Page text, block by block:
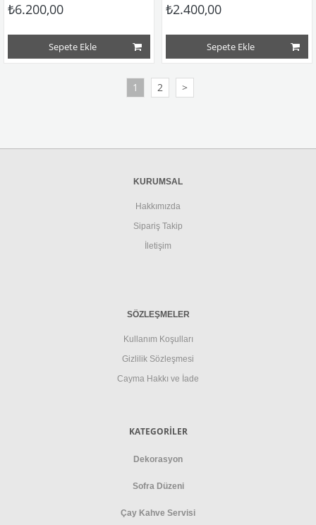
₺6.200,00
Sepete Ekle
₺2.400,00
Sepete Ekle
1 2 >
KURUMSAL
Hakkımızda
Sipariş Takip
İletişim
SÖZLEŞMELER
Kullanım Koşulları
Gizlilik Sözleşmesi
Cayma Hakkı ve İade
KATEGORİLER
Dekorasyon
Sofra Düzeni
Çay Kahve Servisi